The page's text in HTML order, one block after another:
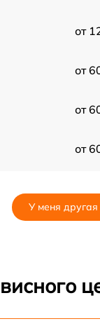
от
от
от
от
У меня другая